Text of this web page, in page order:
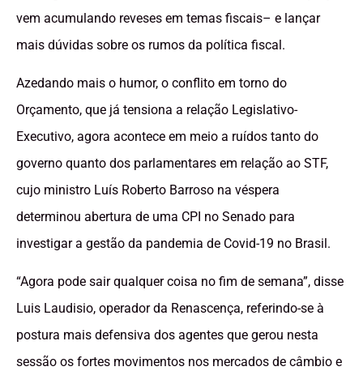
vem acumulando reveses em temas fiscais– e lançar
mais dúvidas sobre os rumos da política fiscal.
Azedando mais o humor, o conflito em torno do
Orçamento, que já tensiona a relação Legislativo-
Executivo, agora acontece em meio a ruídos tanto do
governo quanto dos parlamentares em relação ao STF,
cujo ministro Luís Roberto Barroso na véspera
determinou abertura de uma CPI no Senado para
investigar a gestão da pandemia de Covid-19 no Brasil.
“Agora pode sair qualquer coisa no fim de semana”, disse
Luis Laudisio, operador da Renascença, referindo-se à
postura mais defensiva dos agentes que gerou nesta
sessão os fortes movimentos nos mercados de câmbio e